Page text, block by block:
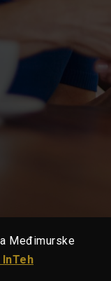
Međimurske